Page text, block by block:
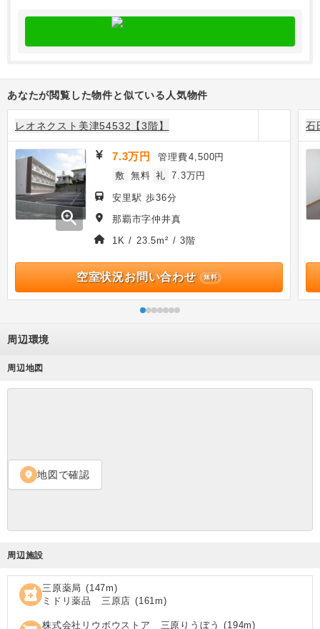
あなたが閲覧した物件と似ている人気物件
レオネクスト美津54532【3階】
zoom_in
7.3万円 管理費4,500円
敷 無料 礼 7.3万円
安里駅 歩36分
那覇市字仲井真
1K / 23.5m² / 3階
空室状況お問い合わせ 無料
石
周辺環境
周辺地図
location_on 地図で確認
周辺施設
local_pharmacy 三原薬局 (147m)
ミドリ薬品 三原店 (161m)
株式会社リウボウストア 三原りうぼう (194m)